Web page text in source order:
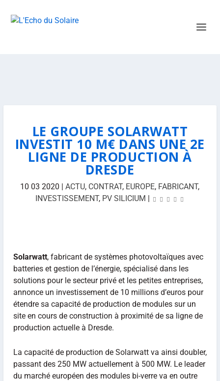
LE GROUPE SOLARWATT
INVESTIT 10 M€ DANS UNE 2E
LIGNE DE PRODUCTION À
DRESDE
10 03 2020 |ACTU, CONTRAT, EUROPE, FABRICANT,
INVESTISSEMENT, PV SILICIUM |
Solarwatt, fabricant de systèmes photovoltaïques avec
batteries et gestion de l’énergie, spécialisé dans les
solutions pour le secteur privé et les petites entreprises,
annonce un investissement de 10 millions d’euros pour
étendre sa capacité de production de modules sur un
site en cours de construction à proximité de sa ligne de
production actuelle à Dresde.
La capacité de production de Solarwatt va ainsi doubler,
passant des 250 MW actuellement à 500 MW. Le leader
du marché européen des modules bi-verre va en outre